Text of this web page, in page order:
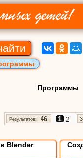
детей!
Программы
Результатов: 46 1 2
Blender